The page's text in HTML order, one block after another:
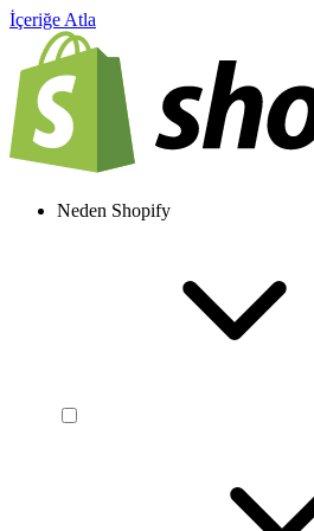
İçeriğe Atla
Neden Shopify